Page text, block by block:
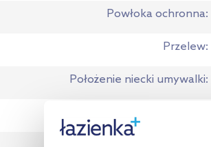
Powłoka ochronna
Przelew
Położenie niecki umywalki